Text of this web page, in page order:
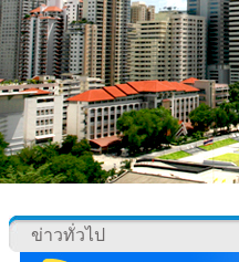
ข่าวทั่วไป